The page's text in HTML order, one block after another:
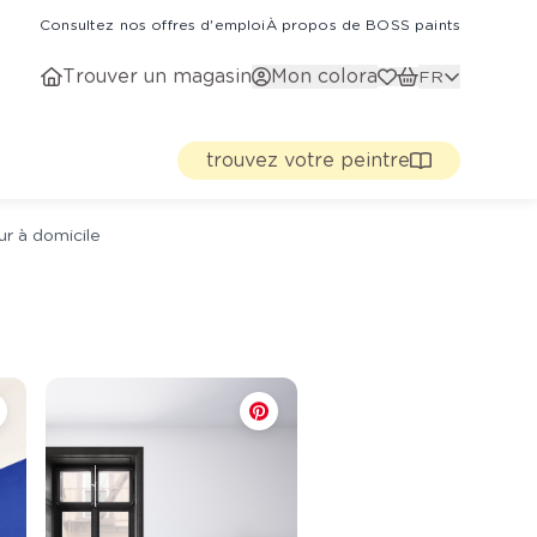
Consultez nos offres d'emploiÀ propos de BOSS paints
Trouver un magasin Mon colora FR
trouvez votre peintre
à domicile